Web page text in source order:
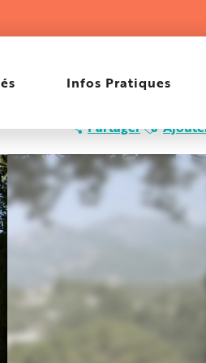
Infos Pratiques
Partager